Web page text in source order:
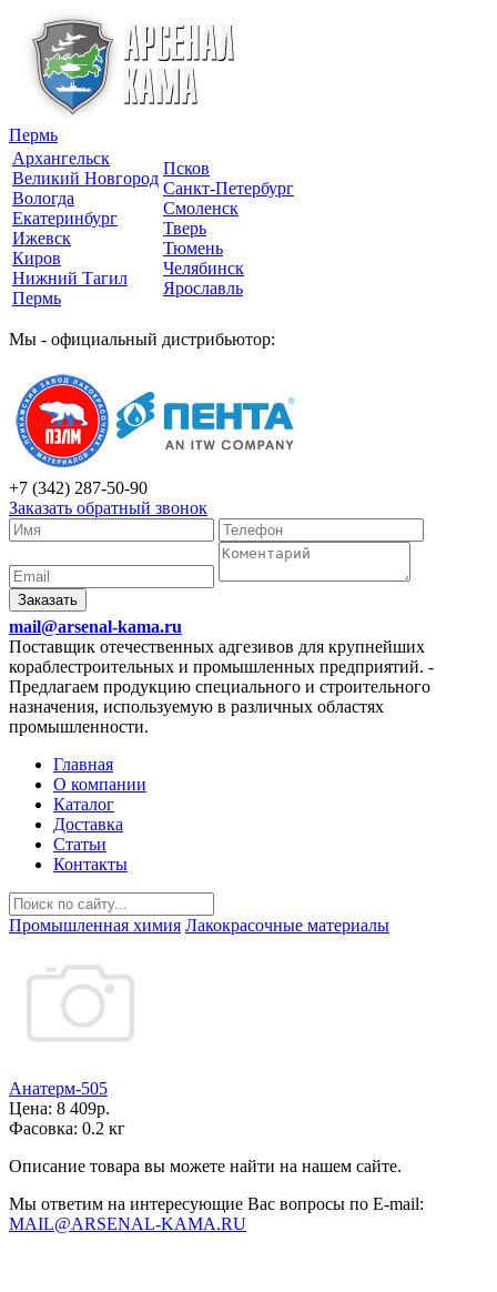
Пермь
Архангельск
Великий Новгород
Вологда
Екатеринбург
Ижевск
Киров
Нижний Тагил
Пермь
Псков
Санкт-Петербург
Смоленск
Тверь
Тюмень
Челябинск
Ярославль
Мы - официальный дистрибьютор:
+7 (342) 287-50-90
Заказать обратный звонок
Заказать
mail@arsenal-kama.ru
Поставщик отечественных адгезивов для крупнейших
кораблестроительных и промышленных предприятий. -
Предлагаем продукцию специального и строительного
назначения, используемую в различных областях
промышленности.
Главная
О компании
Каталог
Доставка
Статьи
Контакты
Промышленная химия Лакокрасочные материалы
Анатерм-505
Цена: 8 409р.
Фасовка: 0.2 кг
Описание товара вы можете найти на нашем сайте.
Мы ответим на интересующие Вас вопросы по E-mail:
MAIL@ARSENAL-KAMA.RU